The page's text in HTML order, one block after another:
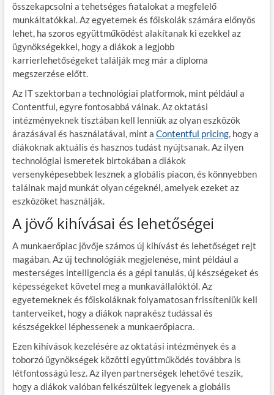
összekapcsolni a tehetséges fiatalokat a megfelelő
munkáltatókkal. Az egyetemek és főiskolák számára előnyös
lehet, ha szoros együttműködést alakítanak ki ezekkel az
ügynökségekkel, hogy a diákok a legjobb
karrierlehetőségeket találják meg már a diploma
megszerzése előtt.
Az IT szektorban a technológiai platformok, mint például a
Contentful, egyre fontosabbá válnak. Az oktatási
intézményeknek tisztában kell lenniük az olyan eszközök
árazásával és használatával, mint a Contentful pricing, hogy a
diákoknak aktuális és hasznos tudást nyújtsanak. Az ilyen
technológiai ismeretek birtokában a diákok
versenyképesebbek lesznek a globális piacon, és könnyebben
találnak majd munkát olyan cégeknél, amelyek ezeket az
eszközöket használják.
A jövő kihívásai és lehetőségei
A munkaerőpiac jövője számos új kihívást és lehetőséget rejt
magában. Az új technológiák megjelenése, mint például a
mesterséges intelligencia és a gépi tanulás, új készségeket és
képességeket követel meg a munkavállalóktól. Az
egyetemeknek és főiskoláknak folyamatosan frissíteniük kell
tanterveiket, hogy a diákok naprakész tudással és
készségekkel léphessenek a munkaerőpiacra.
Ezen kihívások kezelésére az oktatási intézmények és a
toborzó ügynökségek közötti együttműködés továbbra is
létfontosságú lesz. Az ilyen partnerségek lehetővé teszik,
hogy a diákok valóban felkészültek legyenek a globális